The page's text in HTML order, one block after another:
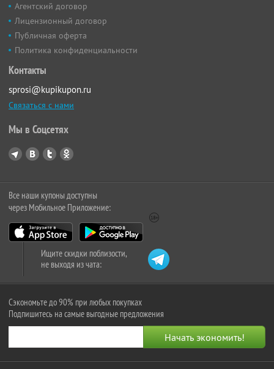
Агентский договор
Лицензионный договор
Публичная оферта
Политика конфиденциальности
Контакты
sprosi@kupikupon.ru
Связаться с нами
Мы в Соцсетях
Все наши купоны доступны
через Мобильное Приложение:
Ищите скидки поблизости,
не выходя из чата:
Сэкономьте до 90% при любых покупках
Подпишитесь на самые выгодные предложения